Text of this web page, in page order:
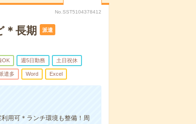
No.SST5104378412
＊長期 派遣
OK 週5日勤務 土日祝休
遣多 Word Excel
用可＊ランチ環境も整備！周